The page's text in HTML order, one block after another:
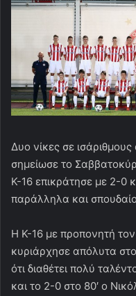
Δυο νίκες σε
σημείωσε το
Κ-16 επικράτησε με 2-0
παράλληλα και
Η Κ-16 με προπονητή
κυριάρχησε απόλυτα
ότι διαθέτει πολύ
και το 2-0 στο 80′ ο